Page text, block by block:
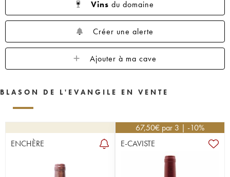
Vins du domaine
Créer une alerte
Ajouter à ma cave
BLASON DE L'EVANGILE EN VENTE
ENCHÈRE
67,50€ par 3 | -10%
E-CAVISTE